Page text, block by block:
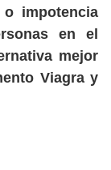
impotencia
en el
mejor
Viagra y